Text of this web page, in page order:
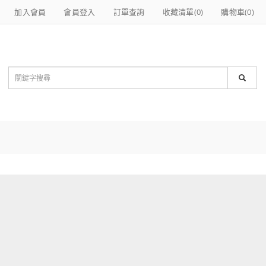
加入會員 會員登入 訂單查詢 收藏清單(0) 購物車(0)